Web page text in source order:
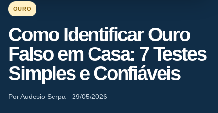
OURO
Como Identificar Ouro
Falso em Casa: 7 Testes
Simples e Confiáveis
Por Audesio Serpa · 29/05/2026